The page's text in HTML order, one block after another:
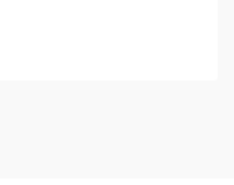
универсалдылықтың